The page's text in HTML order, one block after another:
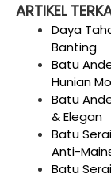
ARTIKEL
Daya
Banting
Batu
Hunian
Batu
& Elegan
Batu
Anti-
Batu